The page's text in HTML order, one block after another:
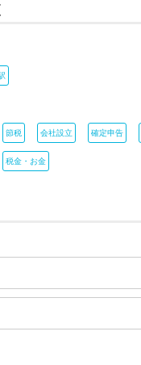
節税 会社設立 確定申告
税金・お金